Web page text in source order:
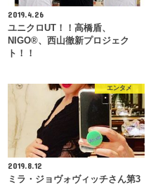
2019.4.26
ユニクロUT！！高橋盾、
NIGO®、西山徹新プロジェク
ト！！
エンタメ
2019.8.12
ミラ・ジョヴォヴィッチさん第3